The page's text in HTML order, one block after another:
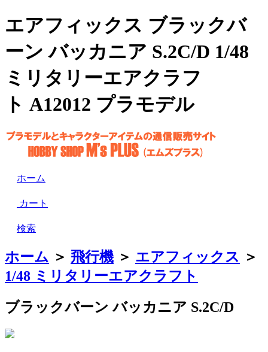
エアフィックス ブラックバ
ーン バッカニア S.2C/D 1/48
ミリタリーエアクラフ
ト A12012 プラモデル
ホーム
カート
検索
ホーム ＞ 飛行機 ＞ エアフィックス ＞
1/48 ミリタリーエアクラフト
ブラックバーン バッカニア S.2C/D